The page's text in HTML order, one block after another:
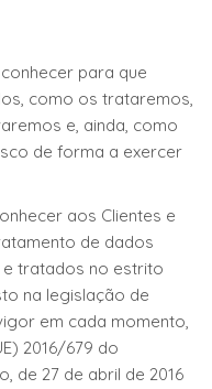
para que
como os trataremos,
e, ainda, como
de forma a exercer
aos Clientes e
de dados
tratados no estrito
na legislação de
em cada momento,
2016/679 do
de 27 de abril de 2016